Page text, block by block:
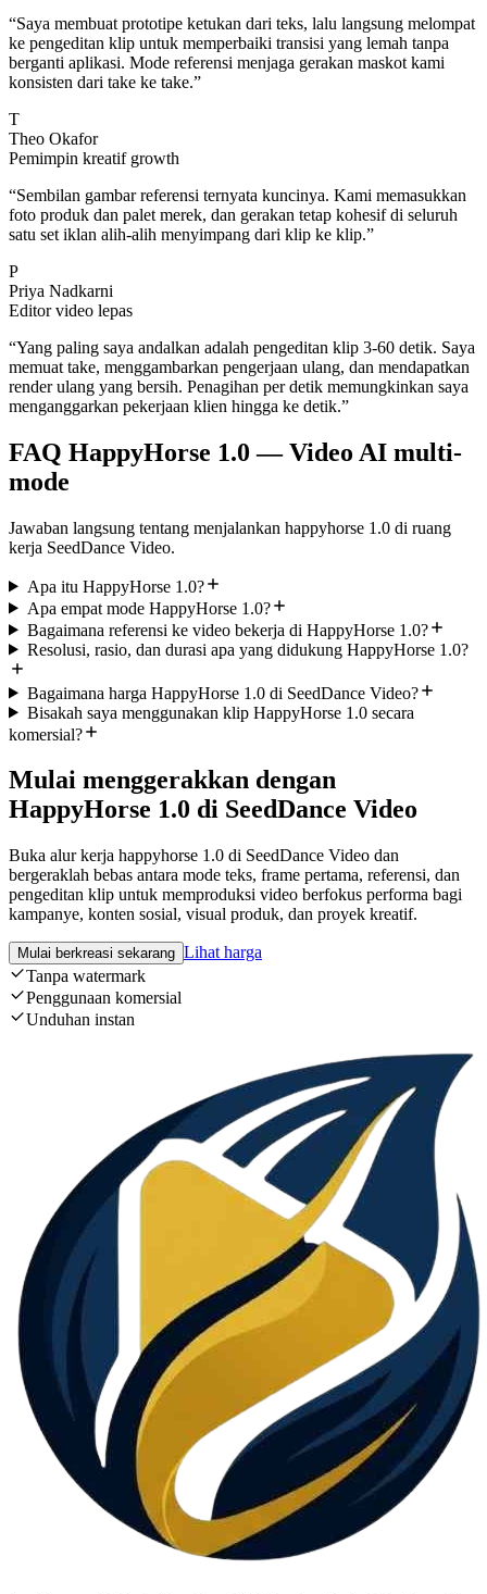
“Saya membuat prototipe ketukan dari teks, lalu langsung melompat
ke pengeditan klip untuk memperbaiki transisi yang lemah tanpa
berganti aplikasi. Mode referensi menjaga gerakan maskot kami
konsisten dari take ke take.”
T
Theo Okafor
Pemimpin kreatif growth
“Sembilan gambar referensi ternyata kuncinya. Kami memasukkan
foto produk dan palet merek, dan gerakan tetap kohesif di seluruh
satu set iklan alih-alih menyimpang dari klip ke klip.”
P
Priya Nadkarni
Editor video lepas
“Yang paling saya andalkan adalah pengeditan klip 3-60 detik. Saya
memuat take, menggambarkan pengerjaan ulang, dan mendapatkan
render ulang yang bersih. Penagihan per detik memungkinkan saya
menganggarkan pekerjaan klien hingga ke detik.”
FAQ HappyHorse 1.0 — Video AI multi-
mode
Jawaban langsung tentang menjalankan happyhorse 1.0 di ruang
kerja SeedDance Video.
Apa itu HappyHorse 1.0?
Apa empat mode HappyHorse 1.0?
Bagaimana referensi ke video bekerja di HappyHorse 1.0?
Resolusi, rasio, dan durasi apa yang didukung HappyHorse 1.0?
Bagaimana harga HappyHorse 1.0 di SeedDance Video?
Bisakah saya menggunakan klip HappyHorse 1.0 secara
komersial?
Mulai menggerakkan dengan
HappyHorse 1.0 di SeedDance Video
Buka alur kerja happyhorse 1.0 di SeedDance Video dan
bergeraklah bebas antara mode teks, frame pertama, referensi, dan
pengeditan klip untuk memproduksi video berfokus performa bagi
kampanye, konten sosial, visual produk, dan proyek kreatif.
Mulai berkreasi sekarang Lihat harga
Tanpa watermark
Penggunaan komersial
Unduhan instan